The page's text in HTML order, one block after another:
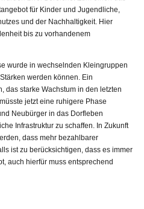
für Kinder und Jugendliche,
und der Nachhaltigkeit. Hier
bis zu vorhandenem
wurde in wechselnden Kleingruppen
werden können. Ein
das starke Wachstum in den letzten
jetzt eine ruhigere Phase
Neubürger in das Dorfleben
Infrastruktur zu schaffen. In Zukunft
dass mehr bezahlbarer
ist zu berücksichtigen, dass es immer
auch hierfür muss entsprechend